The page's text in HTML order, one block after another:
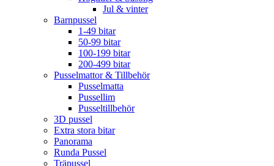
Jul & vinter
Barnpussel
1-49 bitar
50-99 bitar
100-199 bitar
200-499 bitar
Pusselmattor & Tillbehör
Pusselmatta
Pussellim
Pusseltillbehör
3D pussel
Extra stora bitar
Panorama
Runda Pussel
Träpussel